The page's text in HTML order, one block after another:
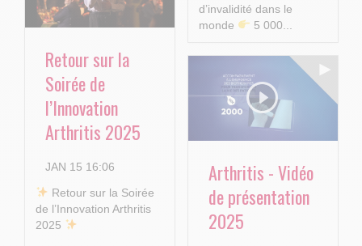
d’invalidité dans le
monde
5 000...
Retour sur la
Soirée de
l’Innovation
Arthritis 2025
JAN 15 16:06
​ Retour sur la Soirée
de l’Innovation Arthritis
2025
Arthritis - Vidéo
de présentation
2025